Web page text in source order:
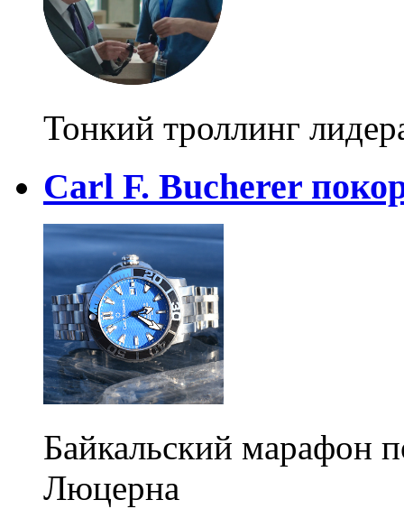
Тонкий троллинг
Carl F. Bucherer
Байкальский марафон
Люцерна